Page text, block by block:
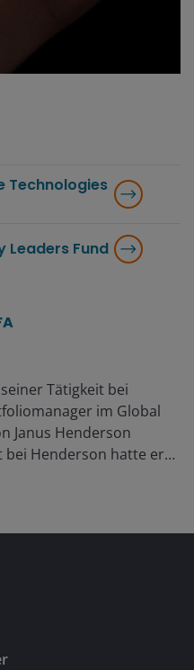
Technologies
Leaders Fund
Tätigkeit bei
im Global
Janus Henderson
Henderson hatte er
Capital und Pioneer
in